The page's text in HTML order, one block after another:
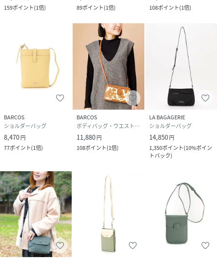
159ポイント(1倍)
89ポイント(1倍)
108ポイント(1倍)
BARCOS
ショルダーバッグ
8,470円
77ポイント(1倍)
BARCOS
ボディバッグ・ウエストポーチ
11,880円
108ポイント(1倍)
LA BAGAGERIE
ショルダーバッグ
14,850円
1,350ポイント(10%ポイン
トバック)